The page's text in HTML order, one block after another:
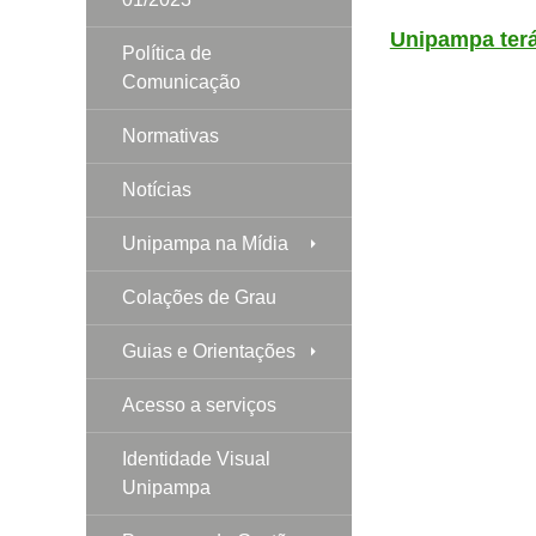
Unipampa
Política de
Comunicação
Normativas
Notícias
Unipampa na Mídia
Colações de Grau
Guias e Orientações
Acesso a serviços
Identidade Visual
Unipampa